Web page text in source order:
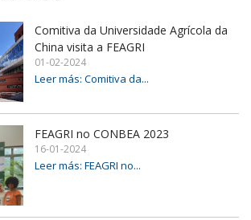
Comitiva da Universidade Agrícola da
China visita a FEAGRI
01-02-2024
Leer más: Comitiva da...
FEAGRI no CONBEA 2023
16-01-2024
Leer más: FEAGRI no...